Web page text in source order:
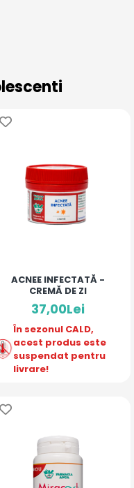
ACNEE INFECTATĂ -
CREMĂ DE ZI
37,00Lei
În sezonul CALD,
acest produs este
suspendat pentru
livrare!